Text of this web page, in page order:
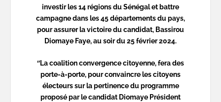
investir les 14 régions du Sénégal et battre
campagne dans les 45 départements du pays,
pour assurer la victoire du candidat, Bassirou
Diomaye Faye, au soir du 25 février 2024.
‘’La coalition convergence citoyenne, fera des
porte-à-porte, pour convaincre les citoyens
électeurs sur la pertinence du programme
proposé par le candidat Diomaye Président